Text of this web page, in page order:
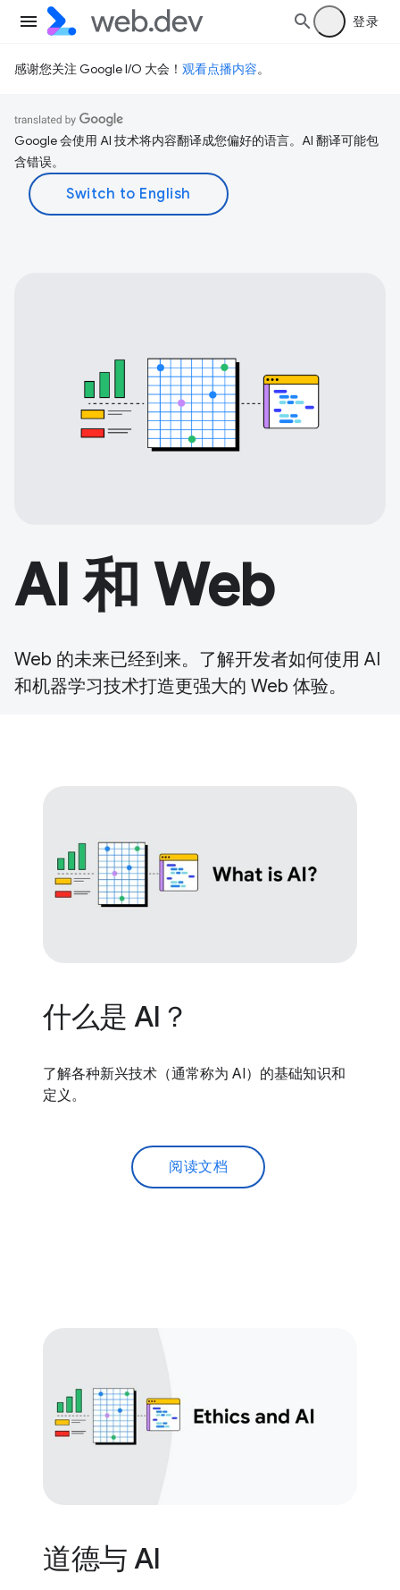
登录
感谢您关注 Google I/O 大会！ 观看点播内容。
Google 会使用 AI 技术将内容翻译成您偏好的语言。AI 翻译可能包
含错误。
AI 和 Web
Web 的未来已经到来。了解开发者如何使用 AI
和机器学习技术打造更强大的 Web 体验。
什么是 AI？
了解各种新兴技术（通常称为 AI）的基础知识和
定义。
阅读文档
道德与 AI